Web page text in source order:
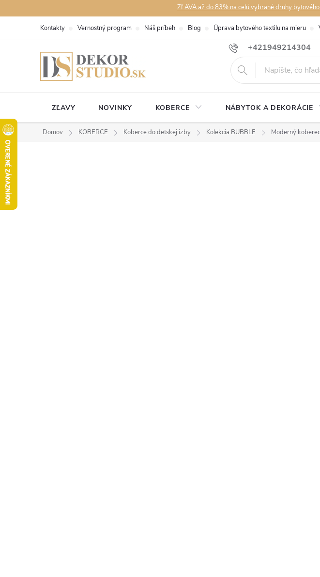
na
ZĽAVA až do 83% na celú vybrané druhy
+421949214304
Kontakty Vernostný program Náš príbeh Blog Úprava bytového textilu na mieru
ZĽAVY NOVINKY KOBERCE NÁBYTOK A DEKORÁCIE
Domov KOBERCE Koberce do detskej izby Kolekcia BUBBLE Moderný